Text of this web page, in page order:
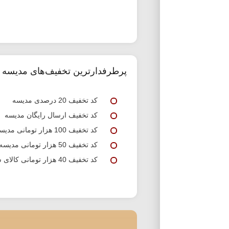
پرطرفدارترین تخفیف‌های مدیسه
کد تخفیف 20 درصدی مدیسه
کد تخفیف ارسال رایگان مدیسه
کد تخفیف 100 هزار تومانی مدیسه
کد تخفیف 50 هزار تومانی مدیسه
کد تخفیف 40 هزار تومانی کالای سوپرمارکتی مدیسه